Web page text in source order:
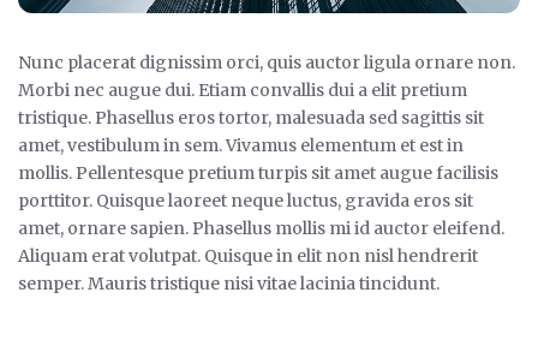
Nunc placerat dignissim orci, quis auctor ligula ornare non.
Morbi nec augue dui. Etiam convallis dui a elit pretium
tristique. Phasellus eros tortor, malesuada sed sagittis sit
amet, vestibulum in sem. Vivamus elementum et est in
mollis. Pellentesque pretium turpis sit amet augue facilisis
porttitor. Quisque laoreet neque luctus, gravida eros sit
amet, ornare sapien. Phasellus mollis mi id auctor eleifend.
Aliquam erat volutpat. Quisque in elit non nisl hendrerit
semper. Mauris tristique nisi vitae lacinia tincidunt.